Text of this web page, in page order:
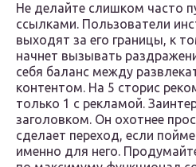
Не делайте слишком часто
ссылками. Пользователи
выходят за его границы, к
начнет вызывать
себя баланс между
контентом. На 5 сторис
только 1 с рекламой.
заголовком. Он охотнее
сделает переход, если
именно для него.